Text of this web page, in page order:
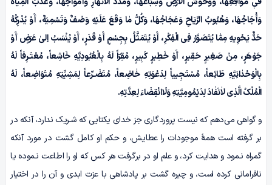
وَأُجَاجُهَا، وَهُبُوبُ الرِّیَاحِ وَعَجَاجُهَا، وَکُلُّ مٰا وَقَعَ عَلَیْهِ وَصْفٌ وَتَسْمِیَهٌ، أَوْ یُدْرِکُهُ
حَدٌّ یَحْوِیهِ مِمّٰا یُتَصَوَّرُ فِی الْفِکْرِ، أَوْ یُتَمَثَّلُ بِجِسْمٍ أَوْ قَدَرٍ، أَوْ یُنْسَبُ اِلیٰ عَرَضٍ أَوْ
جَوْهَرٍ، مِنْ صَغِیرٍ حَقِیرٍ، أَوْ خَطِیرٍ کَبِیرٍ، مُقِرّاً لَهُ بِالْعُبُودِیَّهِ خَاشِعاً، مُعْتَـرِفاً لَهُ
بِالْوَحْدٰانِیَّهِ طَائِعاً، مُسْتَجِیباً لِدَعْوَتِهِ خٰاضِعاً، مُتَضَـرِّعاً لِمَشِیِّتِهِ مُتَوَاضِعاً، لَهُ
الْمُلْکُ الَّذِی لاٰنَفٰادَ لِدَیْمُومِیَّتِهِ وَلَاانْقِضَاءَ لِعِدَّتِهِ.
و گواهی می‌دهم که نیست پروردگاری جز خدای یکتایی که شـریک ندارد، آنکه در
بر گرفته است همۀ موجودات را عطایش، و حکم او کامل گشت در مورد آنکه
گمراه نـمود و هدایت کرد، و علم او در برگرفت هر کس که او را اطاعت نـموده یا
نافرامانی کرده است، و چیره گشت بر پادشاهی با عزت ابدی و آن را در اختیار